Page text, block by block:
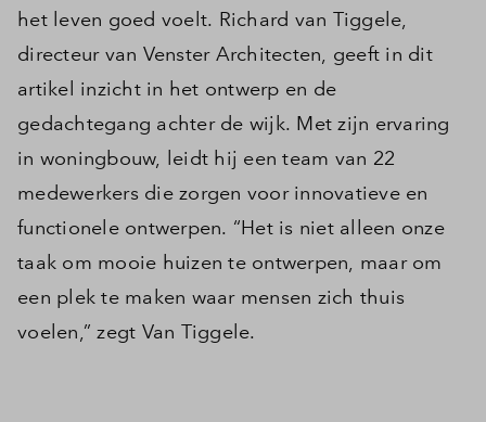
het leven goed voelt. Richard van Tiggele,
directeur van Venster Architecten, geeft in dit
artikel inzicht in het ontwerp en de
gedachtegang achter de wijk. Met zijn ervaring
in woningbouw, leidt hij een team van 22
medewerkers die zorgen voor innovatieve en
functionele ontwerpen. “Het is niet alleen onze
taak om mooie huizen te ontwerpen, maar om
een plek te maken waar mensen zich thuis
voelen,” zegt Van Tiggele.